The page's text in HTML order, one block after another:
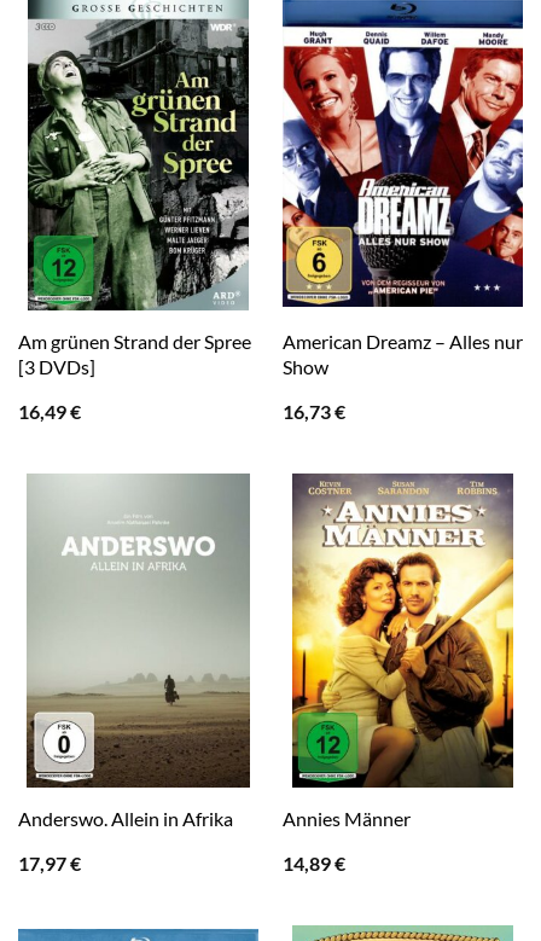
Am grünen Strand der Spree
[3 DVDs]
16,49€
American Dreamz – Alles nur
Show
16,73€
Anderswo. Allein in Afrika
17,97€
Annies Männer
14,89€